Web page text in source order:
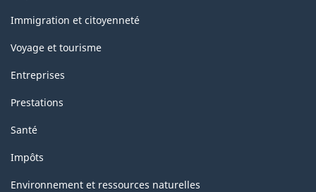
sujets
Immigration et citoyenneté
Voyage et tourisme
Entreprises
Prestations
Santé
Impôts
Environnement et ressources naturelles